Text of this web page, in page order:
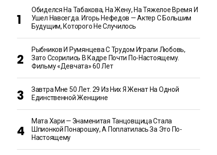
Обиделся На Табакова, На Жену, На Тяжелое Время И
Ушел Навсегда. Игорь Нефедов — Актер С Большим
Будущим, Которого Не Случилось
Рыбников И Румянцева С Трудом Играли Любовь,
Зато Ссорились В Кадре Почти По-Настоящему.
Фильму «Девчата» 60 Лет
Завтра Мне 50 Лет. 29 Из Них Я Женат На Одной
Единственной Женщине
Мата Хари — Знаменитая Танцовщица Стала
Шпионкой Понарошку, А Поплатилась За Это По-
Настоящему